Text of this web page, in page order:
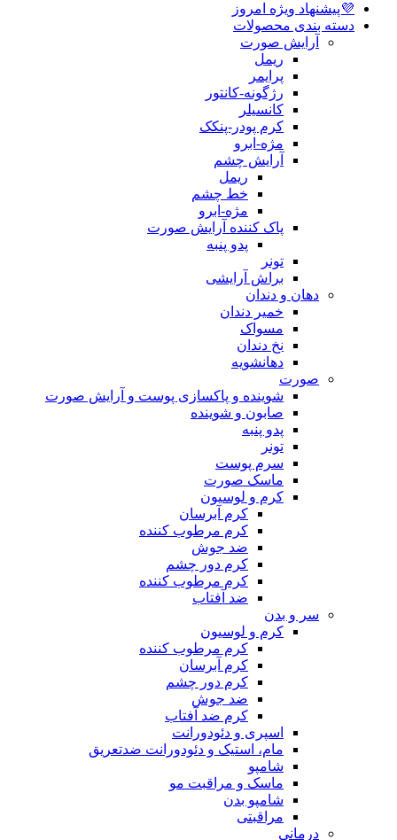
💜پیشنهاد ویژه امروز
دسته بندی محصولات
آرایش صورت
ریمل
پرایمر
رژگونه-کانتور
کانسیلر
کرم پودر-پنکک
مژه-ابرو
آرایش چشم
ریمل
خط چشم
مژه-ابرو
پاک کننده آرایش صورت
پدو پنبه
تونر
براش آرایشی
دهان و دندان
خمیر دندان
مسواک
نخ دندان
دهانشویه
صورت
شوینده و پاکسازی پوست و آرایش صورت
صابون و شوینده
پدو پنبه
تونر
سرم پوست
ماسک صورت
کرم و لوسیون
کرم آبرسان
کرم مرطوب کننده
ضد جوش
کرم دور چشم
کرم مرطوب کننده
ضد آفتاب
سر و بدن
کرم و لوسیون
کرم مرطوب کننده
کرم آبرسان
کرم دور چشم
ضد جوش
کرم ضد آفتاب
اسپری و دئودورانت
مام، استیک و دئودورانت ضدتعریق
شامپو
ماسک و مراقبت مو
شامپو بدن
مراقبتی
درمانی